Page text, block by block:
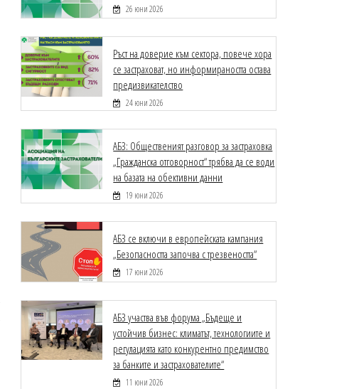
26 юни 2026
Ръст на доверие към сектора, повече хора
се застраховат, но информираността остава
предизвикателство
24 юни 2026
АБЗ: Общественият разговор за застраховка
„Гражданска отговорност“ трябва да се води
на базата на обективни данни
19 юни 2026
АБЗ се включи в европейската кампания
„Безопасността започва с трезвеността“
17 юни 2026
АБЗ участва във форума „Бъдеще и
устойчив бизнес: климатът, технологиите и
регулацията като конкурентно предимство
за банките и застрахователите“
11 юни 2026